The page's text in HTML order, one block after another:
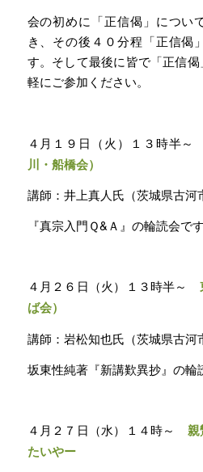
会の初めに「正信偈」につい
き、その後４０分程「正信偈
す。そして最後に皆で「正信
軽にご参加ください。
４月１９日（火）１３時半
川・船橋会）
講師：井上真人氏（茨城県古河
『真宗入門Ｑ&Ａ』の輪読会です
４月２６日（火）１３時半～
ば会）
講師：岩松知也氏（茨城県古河
坂東性純著『新講歎異抄』の輪
４月２７日（水）１４時～ 親
たいやー